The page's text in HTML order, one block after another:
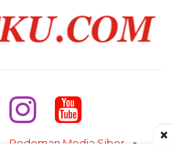
Pedoman Media Siber
×